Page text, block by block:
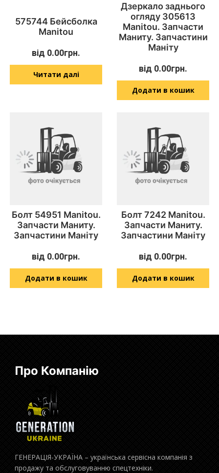
575744 Бейсболка
Manitou
від 0.00грн.
Читати далі
Дзеркало заднього
огляду 305613
Manitou. Запчасти
Маниту. Запчастини
Маніту
від 0.00грн.
Додати в кошик
Болт 54951 Manitou.
Запчасти Маниту.
Запчастини Маніту
від 0.00грн.
Додати в кошик
Болт 7242 Manitou.
Запчасти Маниту.
Запчастини Маніту
від 0.00грн.
Додати в кошик
Про Компанію
ГЕНЕРАЦІЯ-УКРАЇНА – українська сервісна компанія з
продажу та обслуговуванню спецтехніки.